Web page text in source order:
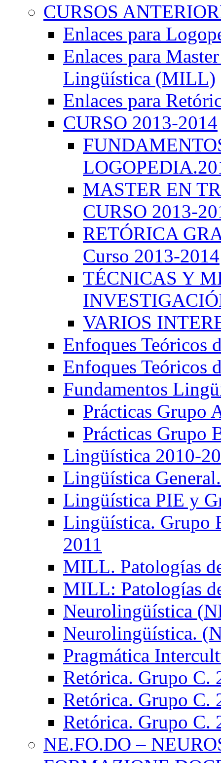
CURSOS
Enlaces para
Enlaces para
Lingüística (MILL)
Enlaces para
CURSO 2013-2014
MASTER EN
CURSO 2013-
RETÓRICA
Curso 2013-2014
TÉCNICAS Y
VARIOS
Enfoques Teóricos
Enfoques Teóricos
Fundamentos
Prácticas Grupo
Prácticas Grupo
Lingüística 2010-
Lingüística
Lingüística PIE y
Lingüística. Grupo
2011
MILL. Patologías
MILL: Patologías
Neurolingüística
Neurolingüística.
Pragmática
Retórica. Grupo C.
Retórica. Grupo C.
Retórica. Grupo C.
NE.FO.DO –